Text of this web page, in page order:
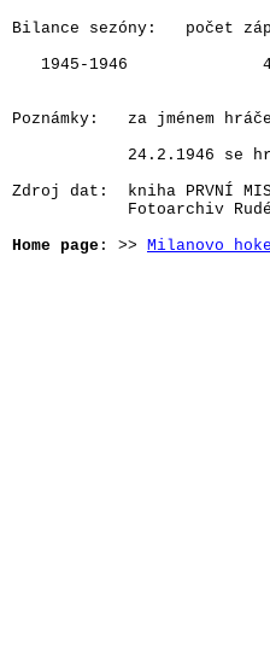
Bilance sezóny:   počet
1945-1946
Poznámky:   za jménem
24.2.1946 se
Zdroj dat:  kniha PRVNÍ
Fotoarchiv
Home page : >> Milanovo